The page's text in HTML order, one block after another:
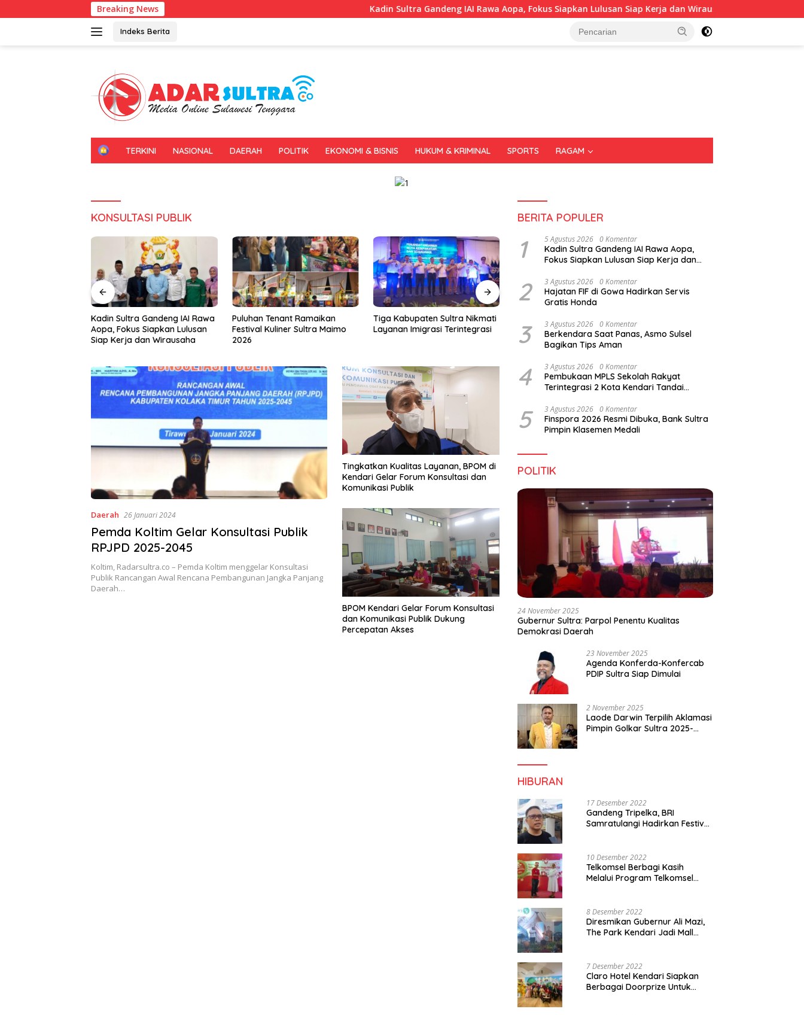
ke
Breaking News Kadin Sultra Gandeng IAI Rawa Aopa, Fokus Siapkan Lulusan Siap Kerja dan Wirausaha
Indeks Berita
H
TERKINI NASIONAL DAERAH POLITIK EKONOMI & BISNIS HUKUM & KRIMINAL SPORTS RAGAM
KONSULTASI PUBLIK
Puluhan Tenant Ramaikan
Festival Kuliner Sultra Maimo
2026
Tiga Kabupaten Sultra Nikmati
Layanan Imigrasi Terintegrasi
Harapan Tidak Mengenal
Batas Negara
Sultra Terus Maju, Namun
Infrastruktur Pariwisata dan
Perikanan Masih Jadi
Tantangan
Bank Sultra Pimpin Klasemen
Medali
Daerah 26 Januari 2024
Pemda Koltim Gelar Konsultasi Publik
RPJPD 2025-2045
Koltim, Radarsultra.co – Pemda Koltim menggelar Konsultasi
Publik Rancangan Awal Rencana Pembangunan Jangka Panjang
Daerah…
Tingkatkan Kualitas Layanan, BPOM di
Kendari Gelar Forum Konsultasi dan
Komunikasi Publik
BPOM Kendari Gelar Forum Konsultasi
dan Komunikasi Publik Dukung
Percepatan Akses
BERITA POPULER
1 5 Agustus 2026 0 Komentar
Kadin Sultra Gandeng IAI Rawa Aopa,
Fokus Siapkan Lulusan Siap Kerja dan
2 3 Agustus 2026 0 Komentar
Hajatan FIF di Gowa Hadirkan Servis
Gratis Honda
3 3 Agustus 2026 0 Komentar
Berkendara Saat Panas, Asmo Sulsel
Bagikan Tips Aman
4 3 Agustus 2026 0 Komentar
Pembukaan MPLS Sekolah Rakyat
Terintegrasi 2 Kota Kendari Tandai
5 3 Agustus 2026 0 Komentar
Finspora 2026 Resmi Dibuka, Bank Sultra
Pimpin Klasemen Medali
POLITIK
24 November 2025
Gubernur Sultra: Parpol Penentu Kualitas
Demokrasi Daerah
23 November 2025
Agenda Konferda-Konfercab
PDIP Sultra Siap Dimulai
2 November 2025
Laode Darwin Terpilih Aklamasi
Pimpin Golkar Sultra 2025-
HIBURAN
17 Desember 2022
Gandeng Tripelka, BRI
Samratulangi Hadirkan Festival
10 Desember 2022
Telkomsel Berbagi Kasih
Melalui Program Telkomsel
8 Desember 2022
Diresmikan Gubernur Ali Mazi,
The Park Kendari Jadi Mall
7 Desember 2022
Claro Hotel Kendari Siapkan
Berbagai Doorprize Untuk